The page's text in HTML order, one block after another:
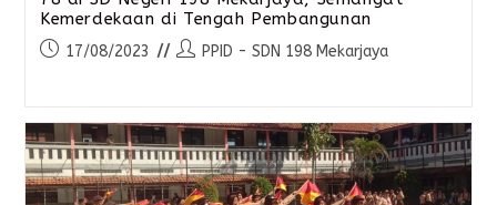
Kemerdekaan di Tengah Pembangunan
17/08/2023 PPID - SDN 198 Mekarjaya